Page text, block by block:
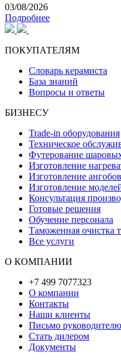
03/08/2026
Подробнее
ПОКУПАТЕЛЯМ
Словарь керамиста
База знаний
Вопросы и ответы
БИЗНЕСУ
Trade-in оборудования
Техническое
Футерование
Изготовление
Изготовление
Изготовление
Консультация
Готовые решения
Обучение персонала
Таможенная очистка
Все услуги
О КОМПАНИИ
+7 499 7077323
О компании
Контакты
Наши клиенты
Письмо руководителю
Стать дилером
Документы